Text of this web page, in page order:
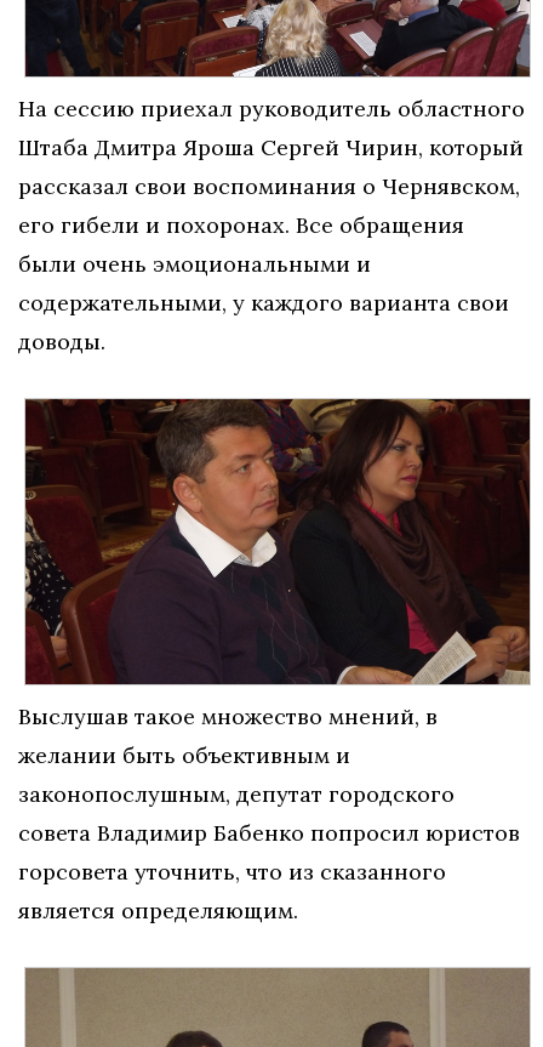
На сессию приехал руководитель областного
Штаба Дмитра Яроша Сергей Чирин, который
рассказал свои воспоминания о Чернявском,
его гибели и похоронах. Все обращения
были очень эмоциональными и
содержательными, у каждого варианта свои
доводы.
Выслушав такое множество мнений, в
желании быть объективным и
законопослушным, депутат городского
совета Владимир Бабенко попросил юристов
горсовета уточнить, что из сказанного
является определяющим.